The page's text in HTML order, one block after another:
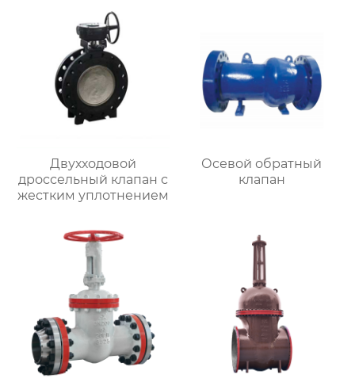
Двухходовой
дроссельный клапан с
жестким уплотнением
Осевой обратный
клапан